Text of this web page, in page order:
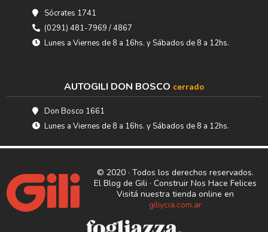
Sócrates 1741
(0291) 481-7969 / 4867
Lunes a Viernes de 8 a 16hs. y Sábados de 8 a 12hs.
AUTOGILI DON BOSCO cerrado
Don Bosco 1661
Lunes a Viernes de 8 a 16hs. y Sábados de 8 a 12hs.
© 2020 · Todos los derechos reservados.
El Blog de Gili · Construir Nos Hace Felices
Visitá nuestra tienda online en
giliycia.com.ar